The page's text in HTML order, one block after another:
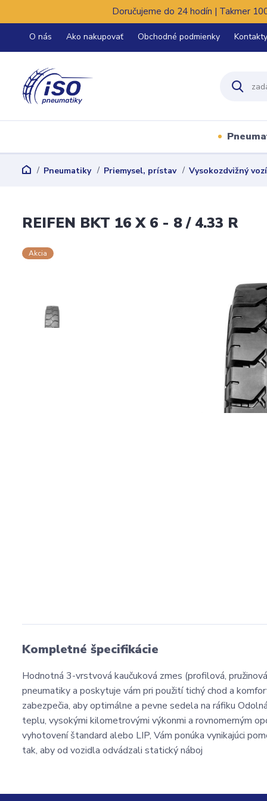
Doručujeme do 24 hodín | Takmer
O nás Ako nakupovať Obchodné podmienky Kontakty
Pneumatiky Priemysel, prístav Vysokozdvižný
REIFEN BKT 16 X 6 - 8 / 4.33 R
Akcia
Kompletné špecifikácie
Hodnotná 3-vrstvová kaučuková zmes (profilová,
pneumatiky a poskytuje vám pri použití tichý chod a
zabezpečia, aby optimálne a pevne sedela na ráfiku
teplu, vysokými kilometrovými výkonmi a rovnomerným
vyhotovení štandard alebo LIP, Vám ponúka vynikajúci
tak, aby od vozidla odvádzali statický náboj